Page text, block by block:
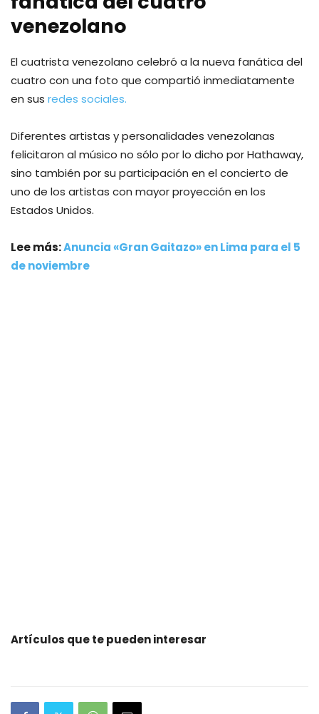
venezolano
El cuatrista venezolano celebró a la nueva fanática del
cuatro con una foto que compartió inmediatamente
en sus redes sociales.
Diferentes artistas y personalidades venezolanas
felicitaron al músico no sólo por lo dicho por Hathaway,
sino también por su participación en el concierto de
uno de los artistas con mayor proyección en los
Estados Unidos.
Lee más:Anuncia «Gran Gaitazo» en Lima para el 5
de noviembre
Artículos que te pueden interesar